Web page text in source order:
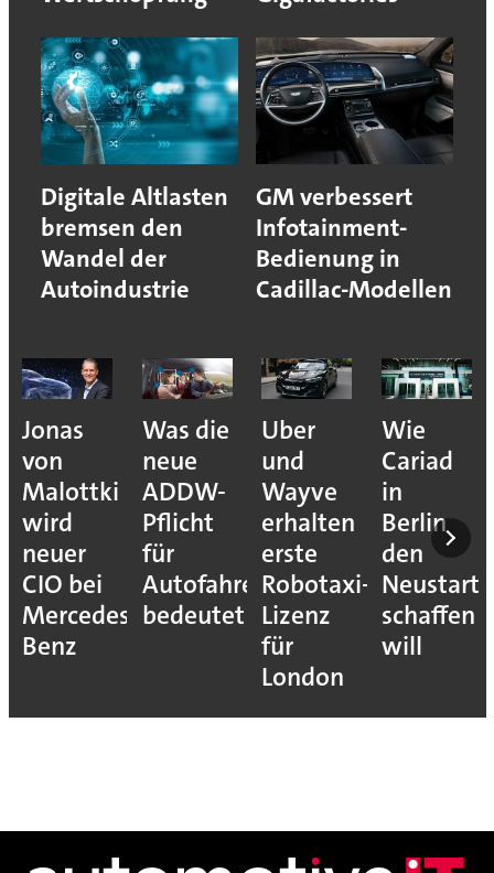
Digitale Altlasten
bremsen den
Wandel der
Autoindustrie
GM verbessert
Infotainment-
Bedienung in
Cadillac-Modellen
Jonas
von
Malottki
wird
neuer
CIO bei
Mercedes-
Benz
Was die
neue
ADDW-
Pflicht
für
Autofahrer
bedeutet
Uber
und
Wayve
erhalten
erste
Robotaxi-
Lizenz
für
London
Wie
Cariad
in
Berlin
den
Neustart
schaffen
will